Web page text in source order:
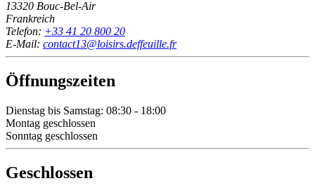
13320 Bouc-Bel-Air
Frankreich
Telefon: +33 41 20 800 20
E-Mail: contact13@loisirs.deffeuille.fr
Öffnungszeiten
Dienstag bis Samstag: 08:30 - 18:00
Montag geschlossen
Sonntag geschlossen
Geschlossen